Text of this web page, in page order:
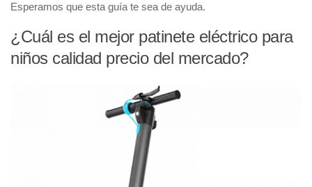
Esperamos que esta guía te sea de ayuda.
¿Cuál es el mejor patinete eléctrico para
niños calidad precio del mercado?